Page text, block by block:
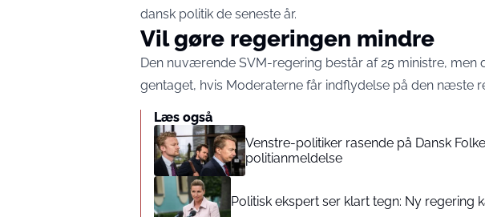
dansk politik de seneste år.
Vil gøre regeringen mindre
Den nuværende SVM-regering består af 25 ministre, men
gentaget, hvis Moderaterne får indflydelse på den næste
Læs også
Venstre-politiker rasende på Dansk
politianmeldelse
Politisk ekspert ser klart tegn: Ny